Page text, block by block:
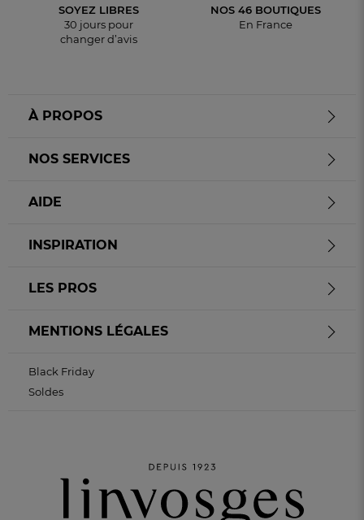
SOYEZ LIBRES
30 jours pour
changer d’avis
NOS 46 BOUTIQUES
En France
À PROPOS
NOS SERVICES
AIDE
INSPIRATION
LES PROS
MENTIONS LÉGALES
Black Friday
Soldes